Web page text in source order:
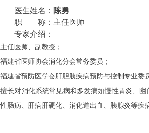
医生姓名： 陈勇
职 称：主任医师
专家介绍：
主任医师、副教授；
福建省医师协会消化分会常务委员；
福建省预防医学会肝胆胰疾病预防与控制专业委
擅长对消化系统常见病和多发病如慢性胃炎、
性肠病、肝病肝硬化、消化道出血、胰腺炎等疾